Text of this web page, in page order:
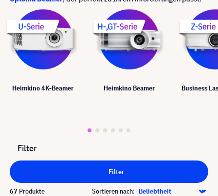
Heimkino 4K-Beamer Heimkino Beamer Business
Filter
Filter
67 Produkte Sortieren nach: